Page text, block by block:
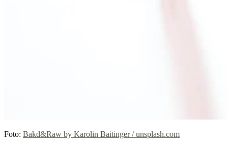
Foto: Bakd&Raw by Karolin Baitinger / unsplash.com